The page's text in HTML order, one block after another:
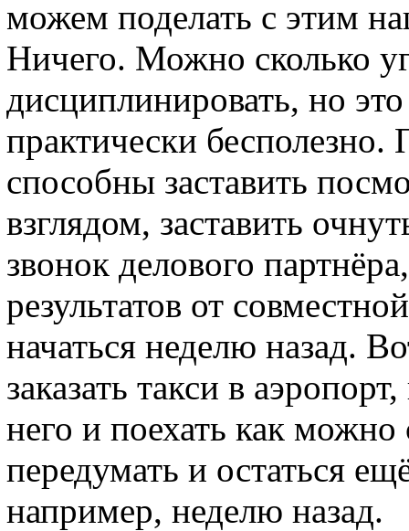
можем поделать с этим
Ничего. Можно сколько
дисциплинировать, но
практически бесполезно.
способны заставить
взглядом, заставить
звонок делового
результатов от
начаться неделю назад.
заказать такси в
него и поехать как можно
передумать и остаться
например, неделю назад.